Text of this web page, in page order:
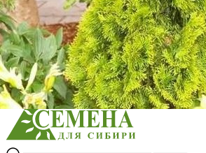
Садовый инструмент, инвентарь
Консервирование
Средства защиты, удобрения,
Обустройство сада, декор